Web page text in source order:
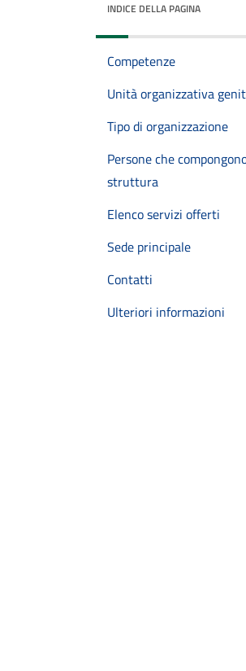
INDICE DELLA PAGINA
Competenze
Unità organizzativa
Tipo di organizzazione
Persone che
struttura
Elenco servizi offerti
Sede principale
Contatti
Ulteriori informazioni